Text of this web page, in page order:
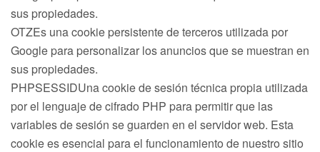
sus propiedades.
OTZEs una cookie persistente de terceros utilizada por
Google para personalizar los anuncios que se muestran en
sus propiedades.
PHPSESSIDUna cookie de sesión técnica propia utilizada
por el lenguaje de cifrado PHP para permitir que las
variables de sesión se guarden en el servidor web. Esta
cookie es esencial para el funcionamiento de nuestro sitio